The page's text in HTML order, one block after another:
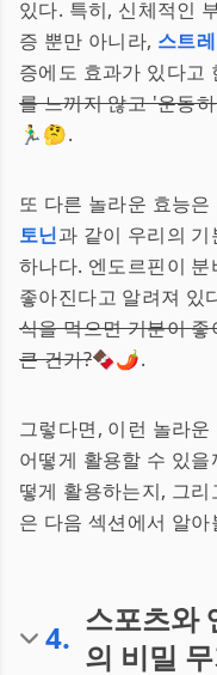
있다. 특히, 신체적인
증 뿐만 아니라, 스트
증에도 효과가 있다고
를 느끼지 않고 '운동
🏃‍♂️🤔.
또 다른 놀라운 효능은
토닌과 같이 우리의
하나다. 엔도르핀이
좋아진다고 알려져 있
식을 먹으면 기분이
큰 건가?🍫🌶️.
그렇다면, 이런 놀라
어떻게 활용할 수 있
떻게 활용하는지, 그
은 다음 섹션에서 알아
4. 스포츠와
의 비밀